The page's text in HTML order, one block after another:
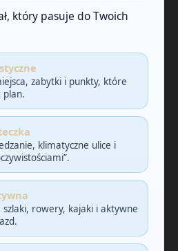
który pasuje do Twoich
zabytki i punkty, które
plan.
klimatyczne ulice i
szlaki, rowery, kajaki i aktywne